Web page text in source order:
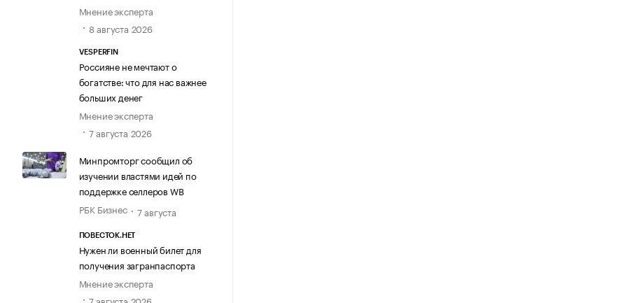
Мнение эксперта
8 августа 2026
VESPERFIN
Россияне не мечтают о
богатстве: что для нас важнее
больших денег
Мнение эксперта
7 августа 2026
Минпромторг сообщил об
изучении властями идей по
поддержке селлеров WB
РБК Бизнес
7 августа
ПОВЕСТОК.НЕТ
Нужен ли военный билет для
получения загранпаспорта
Мнение эксперта
7 августа 2026